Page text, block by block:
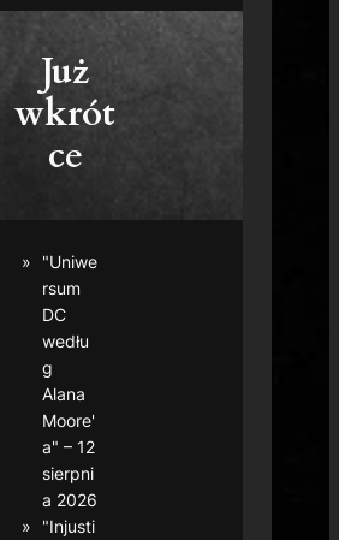
Już
wkrót
ce
"Uniwe
rsum
DC
wedłu
g
Alana
Moore'
a" – 12
sierpni
a 2026
"Injusti